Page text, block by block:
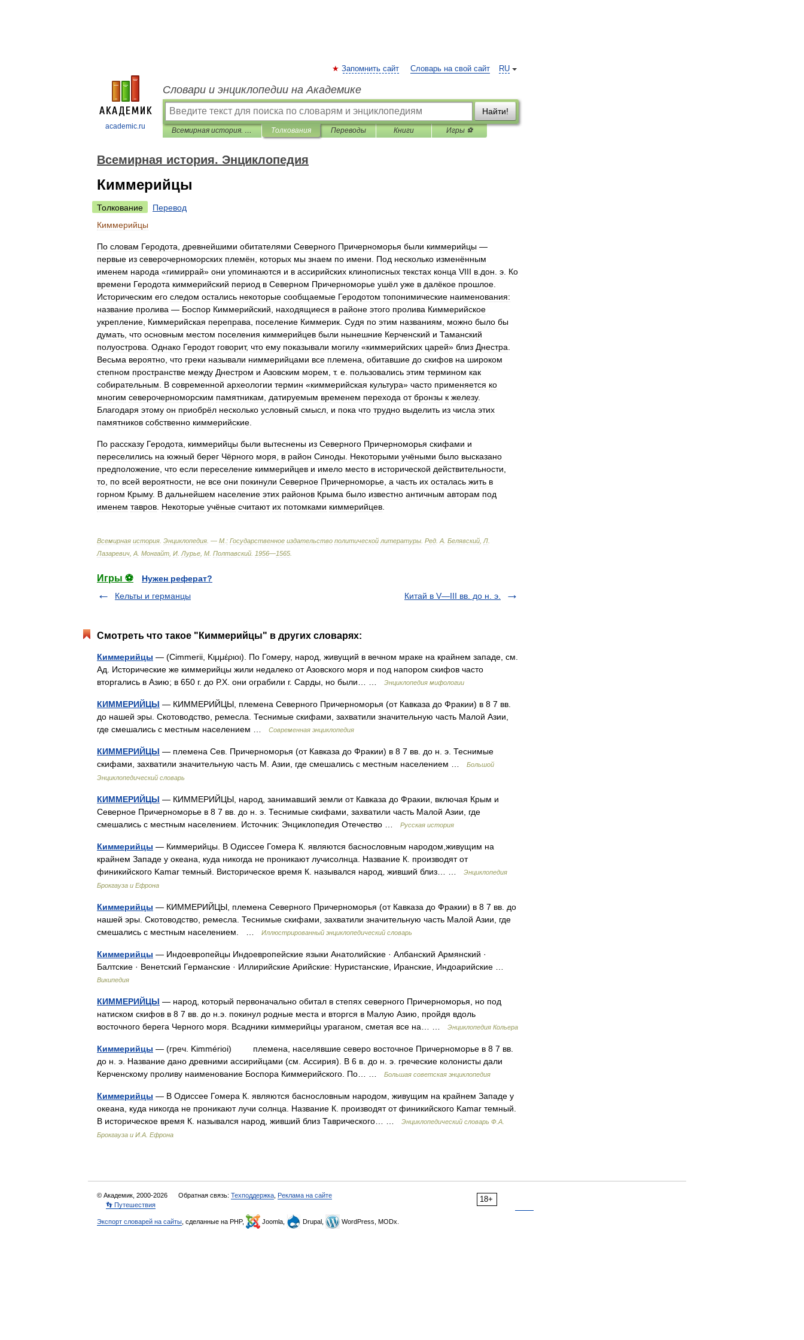
academic.ru
RU
Запомнить сайт Словарь на свой сайт
Словари и энциклопедии на Академике
Найти!
Всемирная история. Энциклопедия Толкования Переводы Книги Игры ⚽
Всемирная история. Энциклопедия
Киммерийцы
Толкование
Перевод
Киммерийцы
По словам Геродота древнейшими обитателями Северного Причерноморья были киммерийцы —
первые из северочерноморских племён которых мы знаем по имени Под несколько изменённым
именем народа «гимиррай» они упоминаются и в ассирийских клинописных текстах конца VIII в дон э Ко
времени Геродота киммерийский период в Северном Причерноморье ушёл уже в далёкое прошлое
Историческим его следом остались некоторые сообщаемые Геродотом топонимические наименования:
название пролива — Боспор Киммерийский находящиеся в районе этого пролива Киммерийское
укрепление Киммерийская переправа поселение Киммерик Судя по этим названиям можно было бы
думать что основным местом поселения киммерийцев были нынешние Керченский и Таманский
полуострова Однако Геродот говорит, что ему показывали могилу «киммерийских царей» близ Днестра
Весьма вероятно что греки называли ниммерийцами все племена обитавшие до скифов на широком
степном пространстве между Днестром и Азовским морем т. е пользовались этим термином как
собирательным
В современной археологии термин «киммерийская культура» часто применяется ко
многим северочерноморским памятникам датируемым временем перехода от бронзы к железу.
Благодаря этому он приобрёл несколько условный смысл и пока что трудно выделить из числа этих
памятников собственно киммерийские
По рассказу Геродота киммерийцы были вытеснены из Северного Причерноморья скифами и
переселились на южный берег Чёрного моря в район Синоды Некоторыми учёными было высказано
предположение что если переселение киммерийцев и имело место в исторической действительности
то по всей вероятности не все они покинули Северное Причерноморье а часть их осталась жить в
горном Крыму. В дальнейшем население этих районов Крыма было известно античным авторам под
именем тавров Некоторые учёные считают их потомками киммерийцев
Всемирная история Энциклопедия . — М : Государственное издательство политической литературы Ред А Белявский Л
Лазаревич А Монгайт И Лурье М Полтавский 1956—1565
Игры ⚽
Нужен реферат?
Кельты и германцы
Китай в V—III вв. до н. э.
Смотреть что такое "Киммерийцы" в других словарях:
Киммерийцы — (Cimmerii, Κιμμέριοι). По Гомеру, народ, живущий в вечном мраке на крайнем западе, см.
Ад. Исторические же киммерийцы жили недалеко от Азовского моря и под напором скифов часто
вторгались в Азию; в 650 г. до Р.Х. они ограбили г. Сарды, но были… …
Энциклопедия мифологии
КИММЕРИЙЦЫ — КИММЕРИЙЦЫ, племена Северного Причерноморья (от Кавказа до Фракии) в 8 7 вв.
до нашей эры. Скотоводство, ремесла. Теснимые скифами, захватили значительную часть Малой Азии,
где смешались с местным населением …
Современная энциклопедия
КИММЕРИЙЦЫ — племена Сев. Причерноморья (от Кавказа до Фракии) в 8 7 вв. до н. э. Теснимые
скифами, захватили значительную часть М. Азии, где смешались с местным населением …
Большой
Энциклопедический словарь
КИММЕРИЙЦЫ — КИММЕРИЙЦЫ, народ, занимавший земли от Кавказа до Фракии, включая Крым и
Северное Причерноморье в 8 7 вв. до н. э. Теснимые скифами, захватили часть Малой Азии, где
смешались с местным населением. Источник: Энциклопедия Отечество …
Русская история
Киммерийцы — Киммерийцы. В Одиссее Гомера К. являются баснословным народом,живущим на
крайнем Западе у океана, куда никогда не проникают лучисолнца. Название К. производят от
финикийского Kamar темный. Висторическое время К. назывался народ, живший близ… …
Энциклопедия
Брокгауза и Ефрона
Киммерийцы — КИММЕРИЙЦЫ, племена Северного Причерноморья (от Кавказа до Фракии) в 8 7 вв. до
нашей эры. Скотоводство, ремесла. Теснимые скифами, захватили значительную часть Малой Азии, где
смешались с местным населением. …
Иллюстрированный энциклопедический словарь
Киммерийцы — Индоевропейцы Индоевропейские языки Анатолийские · Албанский Армянский ·
Балтские · Венетский Германские · Иллирийские Арийские: Нуристанские, Иранские, Индоарийские …
Википедия
КИММЕРИЙЦЫ — народ, который первоначально обитал в степях северного Причерноморья, но под
натиском скифов в 8 7 вв. до н.э. покинул родные места и вторгся в Малую Азию, пройдя вдоль
восточного берега Черного моря. Всадники киммерийцы ураганом, сметая все на… …
Энциклопедия Кольера
Киммерийцы — (греч. Kimmérioi) племена, населявшие северо восточное Причерноморье в 8 7 вв.
до н. э. Название дано древними ассирийцами (см. Ассирия). В 6 в. до н. э. греческие колонисты дали
Керченскому проливу наименование Боспора Киммерийского. По… …
Большая советская энциклопедия
Киммерийцы — В Одиссее Гомера К. являются баснословным народом, живущим на крайнем Западе у
океана, куда никогда не проникают лучи солнца. Название К. производят от финикийского Kamar темный.
В историческое время К. назывался народ, живший близ Таврического… …
Энциклопедический словарь Ф.А.
Брокгауза и И.А. Ефрона
18+
© Академик, 2000-2026 Обратная связь: Техподдержка Реклама на сайте
👣 Путешествия
Экспорт словарей на сайты , сделанные на PHP, Joomla, Drupal, WordPress, MODx.